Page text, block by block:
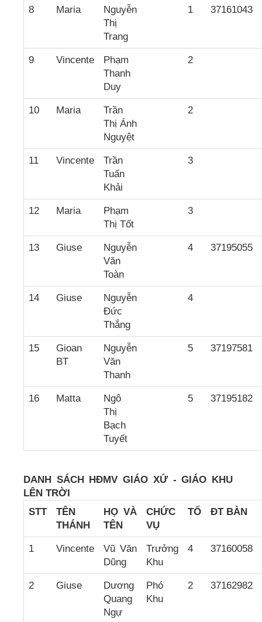
8 Maria
Nguyễn
Thị
Trang
1 37161043
9 Vincente
Phạm
Thanh
Duy
2
10 Maria
Trần
Thị Ánh
Nguyệt
2
11 Vincente
Trần
Tuấn
Khải
3
12 Maria
Phạm
Thị Tốt
3
13 Giuse
Nguyễn
Văn
Toàn
4 37195055
14 Giuse
Nguyễn
Đức
Thắng
4
15
Gioan
BT
Nguyễn
Văn
Thanh
5 37197581
16 Matta
Ngô
Thị
Bạch
Tuyết
5 37195182
DANH SÁCH HĐMV GIÁO XỨ - GIÁO KHU
LÊN TRỜI
STT
TÊN
THÁNH
HỌ VÀ
TÊN
CHỨC
VỤ
TỔ ĐT BÀN
1 Vincente
Vũ Văn
Dũng
Trưởng
Khu
4 37160058
2 Giuse
Dương
Quang
Ngự
Phó
Khu
2 37162982